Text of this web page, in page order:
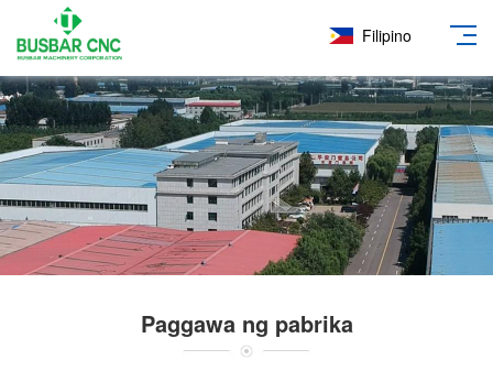
Filipino
Paggawa ng pabrika